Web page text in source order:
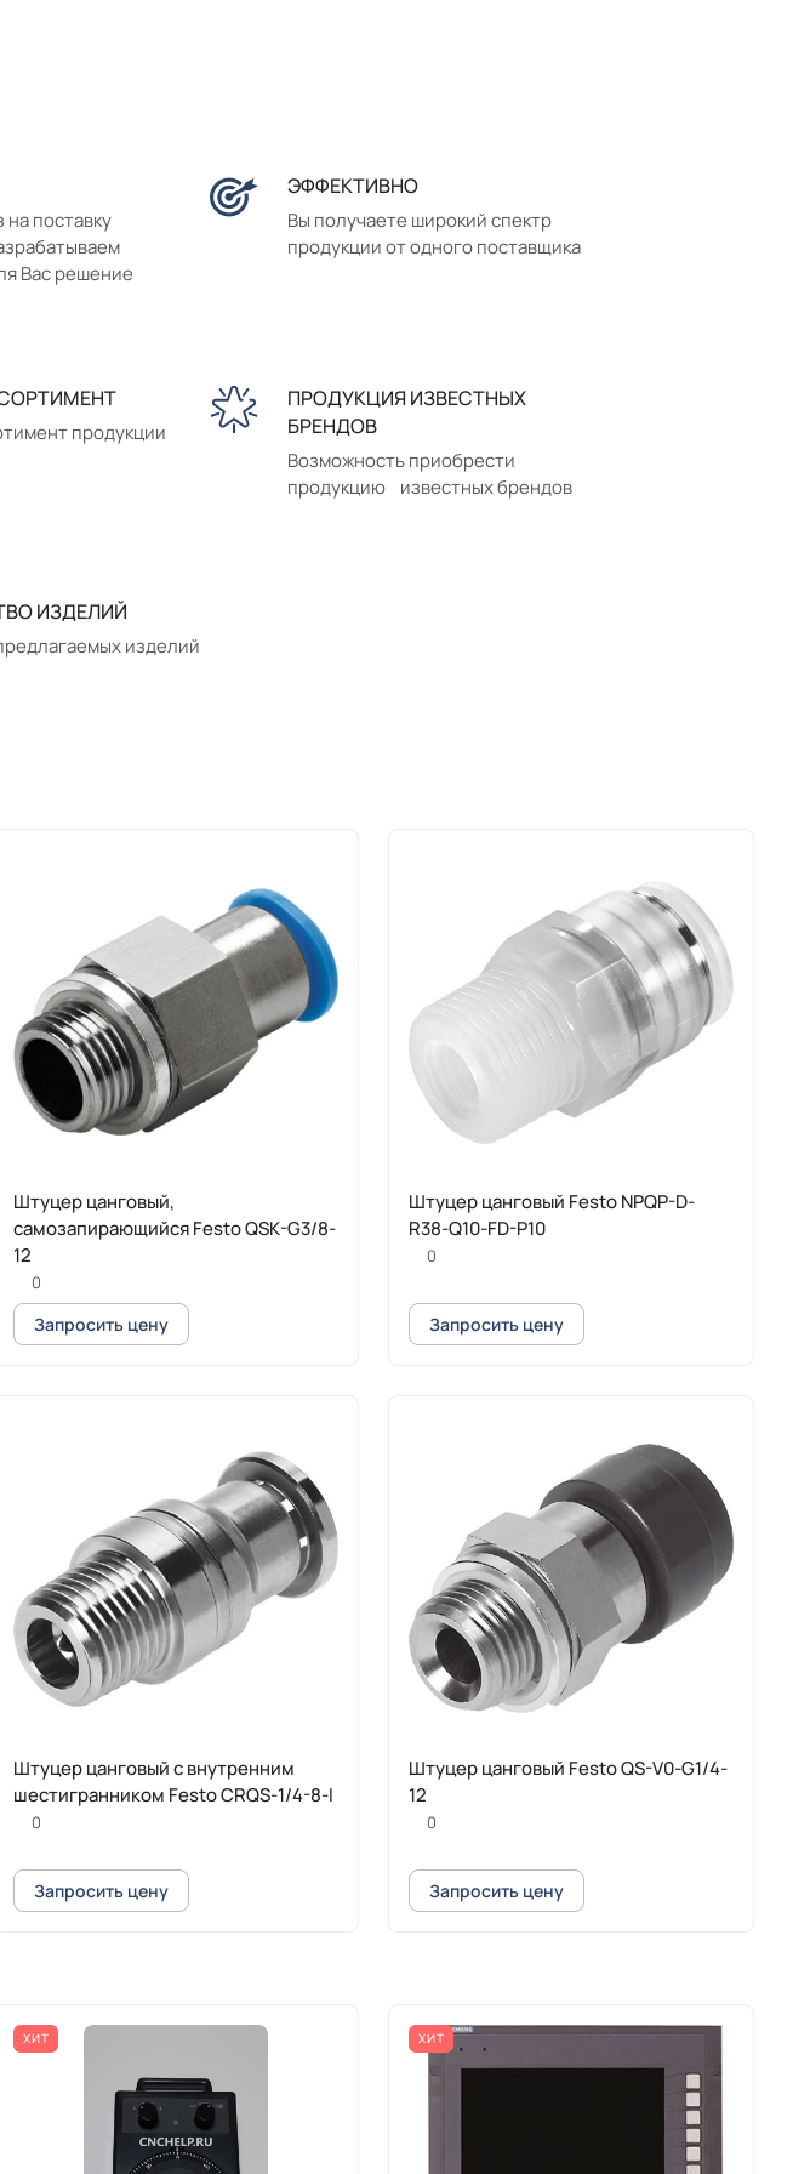
на поставку
Вас решение
ЭФФЕКТИВНО
Вы получаете широкий спектр
продукции от одного поставщика
продукции
ПРОДУКЦИЯ ИЗВЕСТНЫХ
БРЕНДОВ
Возможность приобрести
продукцию известных брендов
ИЗДЕЛИЙ
изделий
Штуцер цанговый,
самозапирающийся Festo QSK-G3/8-
12
0
Запросить цену
Штуцер цанговый Festo NPQP-D-
R38-Q10-FD-P10
0
Запросить цену
Штуцер цанговый с внутренним
шестигранником Festo CRQS-1/4-8-I
0
Запросить цену
Штуцер цанговый Festo QS-V0-G1/4-
12
0
Запросить цену
ХИТ ХИТ